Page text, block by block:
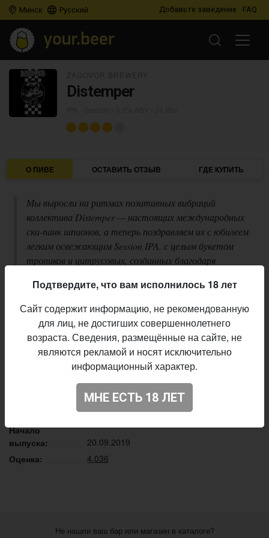
Минск Русский Добавьте заведение FAQ
Distemper
О ПИВЕ ОСТАВИТЬ ОТЗЫВ ГДЕ КУПИТЬ
Мы выросли на ритмах позитивных вибраций
коллектива Distemper — настоящих международных
ска-панк шпионов, а теперь поздравляем их с юбилеем
легким освежающим Session IPA, с целым букетом
тропиков и цитрусовых, созданных благодаря
и Citra. Начинаем отдыхать!
Описание производителя
Пивоварня:
Zagovor Brewery
IPA - Session
14,0%
5,0%
24 IBU
Amarillo, Mosaic, Citra
Начало
выпуска:
20.09.2019
Оценка:
4.036
Не нашли ваш бар или магазин в каталоге?
Подтвердите, что вам исполнилось 18 лет
Сайт содержит информацию, не рекомендованную
для лиц, не достигших совершеннолетнего
возраста. Сведения, размещённые на сайте, не
являются рекламой и носят исключительно
информационный характер.
МНЕ ЕСТЬ 18 ЛЕТ